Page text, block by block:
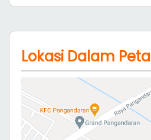
Lokasi Dalam Peta